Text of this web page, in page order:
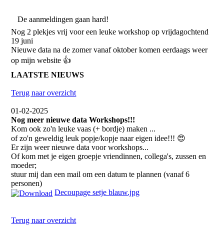
De aanmeldingen gaan hard!
Nog 2 plekjes vrij voor een leuke workshop op vrijdagochtend
19 juni
Nieuwe data na de zomer vanaf oktober komen eerdaags weer
op mijn website 👍
LAATSTE NIEUWS
Terug naar overzicht
01-02-2025
Nog meer nieuwe data Workshops!!!
Kom ook zo'n leuke vaas (+ bordje) maken ...
of zo'n geweldig leuk popje/kopje naar eigen idee!!! 😍
Er zijn weer nieuwe data voor workshops...
Of kom met je eigen groepje vriendinnen, collega's, zussen en
moeder;
stuur mij dan een mail om een datum te plannen (vanaf 6
personen)
Decoupage setje blauw.jpg
Terug naar overzicht